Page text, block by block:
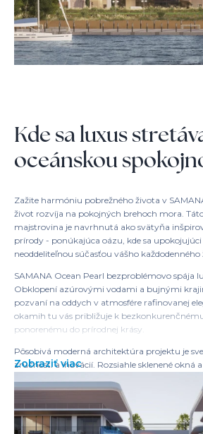
Kde sa luxus
oceánskou
Zažite harmóniu pobrežného života v
život rozvíja na pokojných brehoch mora.
majstrovina je navrhnutá ako svätyňa
prírody - ponúkajúca oázu, kde sa
neoddeliteľnou súčasťou vášho každodenného
SAMANA Ocean Pearl bezproblémovo spája
Obklopení azúrovými vodami a bujnými
pozvaní na oddych v atmosfére rafinovanej
okamih tu vás približuje k
ponorenému do prírodnej krásy.
Pôsobivá moderná architektúra projektu je
zručnosti a inovácií. Rozsiahle sklenené okná
vnútorným komfortom a ohromujúcimi
detaily, od štýlových balkónov po bezchybné
definujú nový štandard súčasného luxusu.
Zobraziť viac